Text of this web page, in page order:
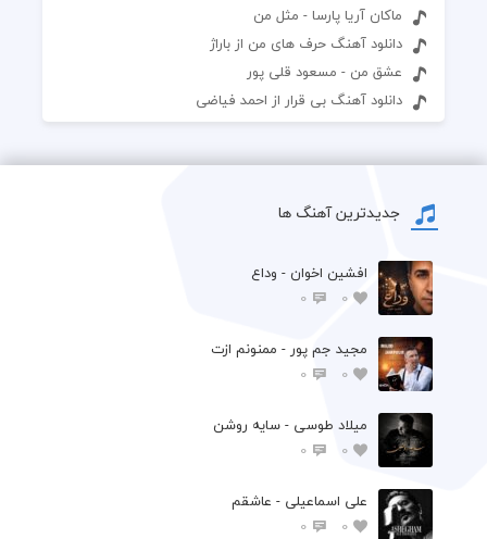
ماکان آریا پارسا - مثل من
دانلود آهنگ حرف های من از باراژ
عشق من - مسعود قلی پور
دانلود آهنگ بی قرار از احمد فیاضی
جدیدترین آهنگ ها
افشين اخوان - وداع
0
0
مجید جم پور - ممنونم ازت
0
0
میلاد طوسی - سایه روشن
0
0
علی اسماعیلی - عاشقم
0
0